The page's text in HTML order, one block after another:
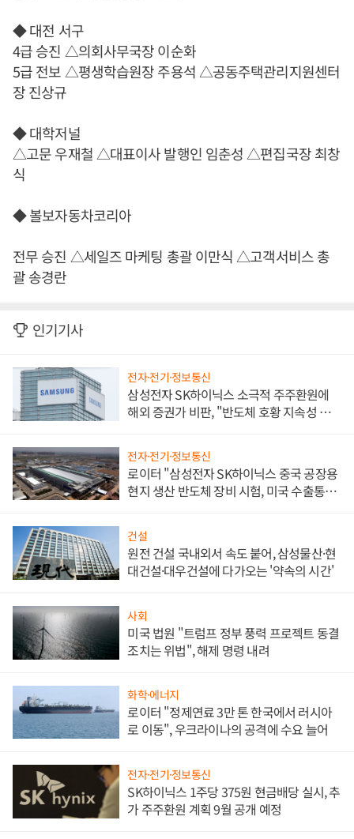
◆ 대전 서구
4급 승진 △의회사무국장 이순화
5급 전보 △평생학습원장 주용석 △공동주택관리지원센터
장 진상규
◆ 대학저널
△고문 우재철 △대표이사 발행인 임춘성 △편집국장 최창
식
◆ 볼보자동차코리아
전무 승진 △세일즈 마케팅 총괄 이만식 △고객서비스 총
괄 송경란
인기기사
전자·전기·정보통신
삼성전자 SK하이닉스 소극적 주주환원에
해외 증권가 비판, "반도체 호황 지속성 의
전자·전기·정보통신
로이터 "삼성전자 SK하이닉스 중국 공장용
현지 생산 반도체 장비 시험, 미국 수출통제
건설
원전 건설 국내외서 속도 붙어, 삼성물산·현
대건설·대우건설에 다가오는 '약속의 시간'
사회
미국 법원 "트럼프 정부 풍력 프로젝트 동결
조치는 위법", 해제 명령 내려
화학·에너지
로이터 "정제연료 3만 톤 한국에서 러시아
로 이동", 우크라이나의 공격에 수요 늘어
전자·전기·정보통신
SK하이닉스 1주당 375원 현금배당 실시, 추
가 주주환원 계획 9월 공개 예정